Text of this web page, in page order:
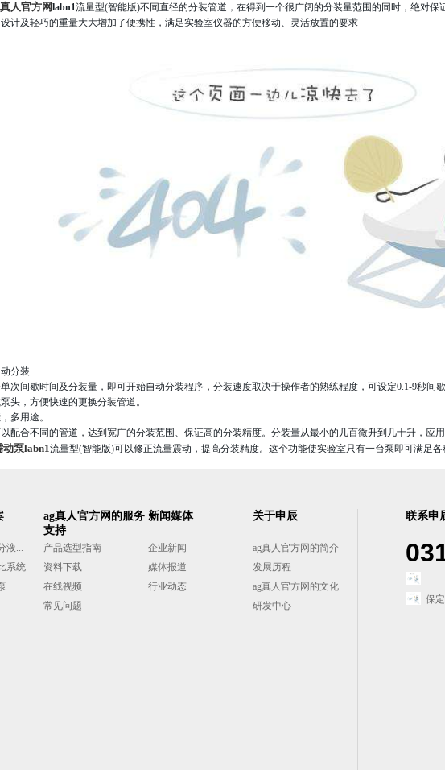
人官方网labn1流量型(智能版)不同直径的分装管道，在得到一个很广阔的分装量范围的同时，绝对保
计及轻巧的重量大大增加了便携性，满足实验室仪器的方便移动、灵活放置的要求
分装
次间歇时间及分装量，即可开始自动分装程序，分装速度取决于操作者的熟练程度，可设定0.1-9秒间
头，方便快速的更换分装管道。
多用途。
配合不同的管道，达到宽广的分装范围、保证高的分装精度。分装量从最小的几百微升到几十升，应
动泵labn1流量型(智能版)可以修正流量震动，提高分装精度。这个功能使实验室只有一台泵即可满足各
ag真人官方网的服务
支持
新闻媒体 关于申辰 联系申
液...
系统
产品选型指南
资料下载
在线视频
常见问题
企业新闻
媒体报道
行业动态
ag真人官方网的简介
发展历程
ag真人官方网的文化
研发中心
保